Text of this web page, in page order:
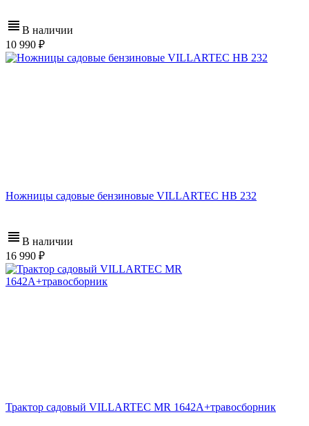
В наличии
10 990
Ножницы садовые бензиновые VILLARTEC HB 232
В наличии
16 990
Трактор садовый VILLARTEC MR 1642A+травосборник